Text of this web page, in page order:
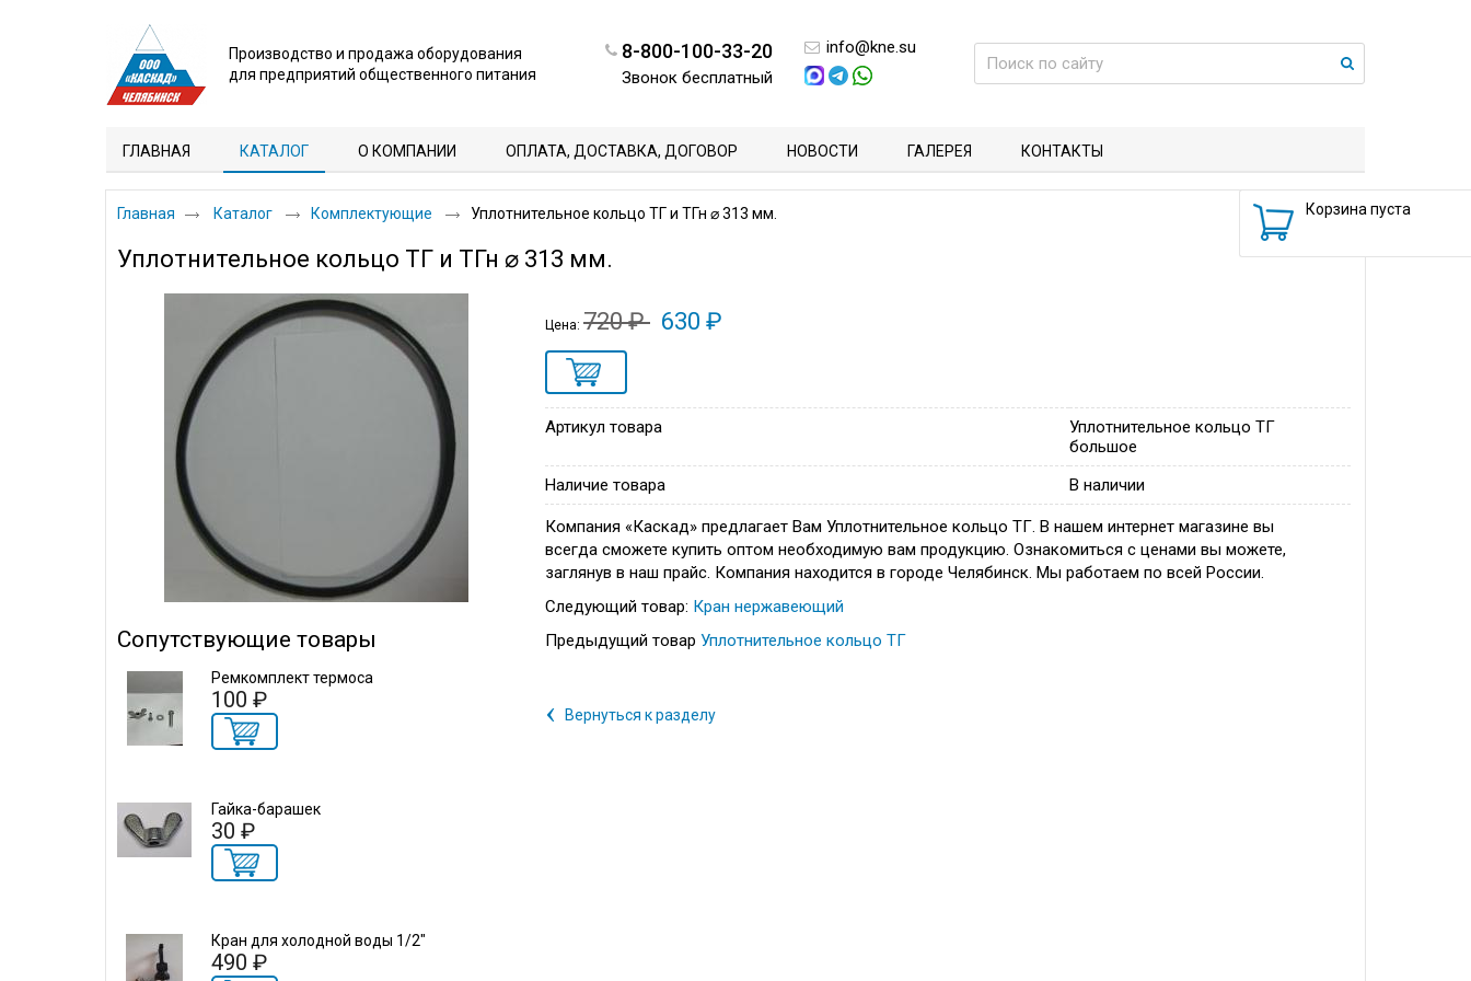
8-800-100-33-20
Звонок бесплатный
info@kne.su
Производство и продажа оборудования
для предприятий общественного питания
ГЛАВНАЯ КАТАЛОГ О КОМПАНИИ ОПЛАТА, ДОСТАВКА, ДОГОВОР НОВОСТИ ГАЛЕРЕЯ КОНТАКТЫ
Корзина пуста
Главная Каталог Комплектующие Уплотнительное кольцо ТГ и ТГн ⌀ 313 мм.
Уплотнительное кольцо ТГ и ТГн ⌀ 313 мм.
Сопутствующие товары
Ремкомплект термоса
100 ₽
Гайка-барашек
30 ₽
Кран для холодной воды 1/2"
490 ₽
Цена: 720 ₽ 630 ₽
Артикул товара
Уплотнительное кольцо ТГ
большое
Наличие товара
В наличии
Компания «Каскад» предлагает Вам Уплотнительное кольцо ТГ. В нашем интернет магазине вы
всегда сможете купить оптом необходимую вам продукцию. Ознакомиться с ценами вы можете,
заглянув в наш прайс. Компания находится в городе Челябинск. Мы работаем по всей России.
Следующий товар: Кран нержавеющий
Предыдущий товар Уплотнительное кольцо ТГ
‹ Вернуться к разделу